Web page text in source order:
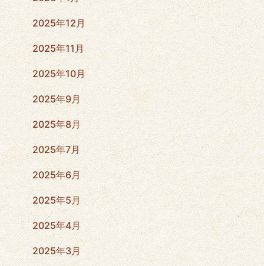
2025年12月
2025年11月
2025年10月
2025年9月
2025年8月
2025年7月
2025年6月
2025年5月
2025年4月
2025年3月